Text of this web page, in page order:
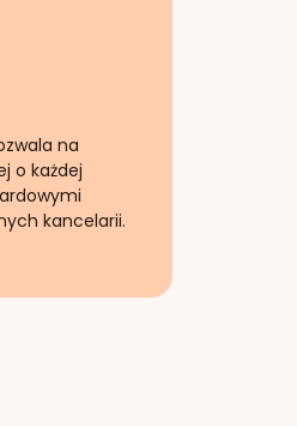
na
o każdej
kancelarii.